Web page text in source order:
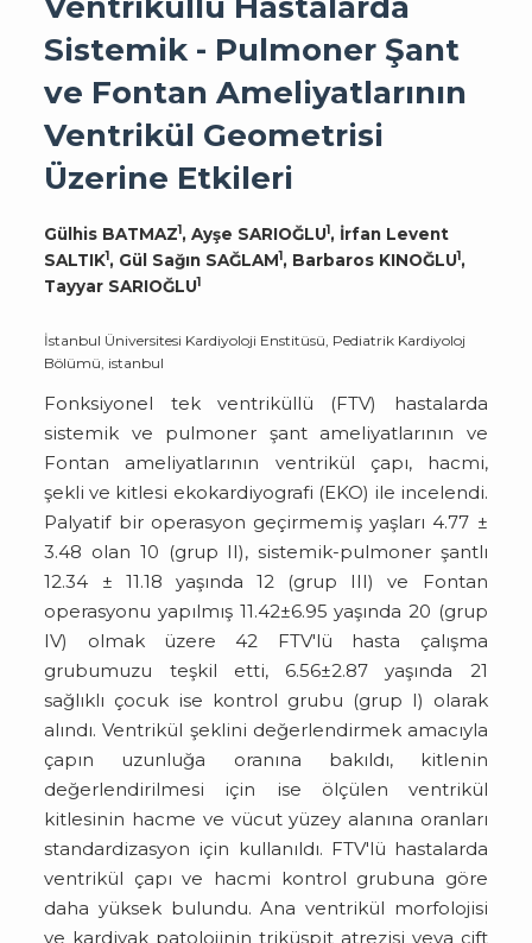
Sistemik - Pulmoner Şant
ve Fontan Ameliyatlarının
Ventrikül Geometrisi
Üzerine Etkileri
Gülhis BATMAZ1, Ayşe SARIOĞLU1, İrfan Levent
SALTIK1, Gül Sağın SAĞLAM1, Barbaros KINOĞLU1,
Tayyar SARIOĞLU1
İstanbul Üniversitesi Kardiyoloji Enstitüsü, Pediatrik Kardiyoloj
Bölümü, istanbul
Fonksiyonel tek ventriküllü (FTV) hastalarda
sistemik ve pulmoner şant ameliyatlarının ve
Fontan ameliyatlarının ventrikül çapı, hacmi,
şekli ve kitlesi ekokardiyografi (EKO) ile incelendi.
Palyatif bir operasyon geçirmemiş yaşları 4.77 ±
3.48 olan 10 (grup II), sistemik-pulmoner şantlı
12.34 ± 11.18 yaşında 12 (grup III) ve Fontan
operasyonu yapılmış 11.42±6.95 yaşında 20 (grup
IV) olmak üzere 42 FTV'lü hasta çalışma
grubumuzu teşkil etti, 6.56±2.87 yaşında 21
sağlıklı çocuk ise kontrol grubu (grup I) olarak
alındı. Ventrikül şeklini değerlendirmek amacıyla
çapın uzunluğa oranına bakıldı, kitlenin
değerlendirilmesi için ise ölçülen ventrikül
kitlesinin hacme ve vücut yüzey alanına oranları
standardizasyon için kullanıldı. FTV'lü hastalarda
ventrikül çapı ve hacmi kontrol grubuna göre
daha yüksek bulundu. Ana ventrikül morfolojisi
ve kardiyak patolojinin triküspit atrezisi veya çift